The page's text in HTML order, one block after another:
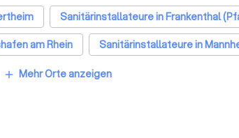
Sanitärinstallateure in Frankenthal
am Rhein Sanitärinstallateure in
in Hemsbach
add Mehr Orte anzeigen